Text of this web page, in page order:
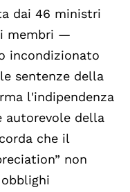
dai 46 ministri
membri —
incondizionato
sentenze della
l'indipendenza
autorevole della
che il
non